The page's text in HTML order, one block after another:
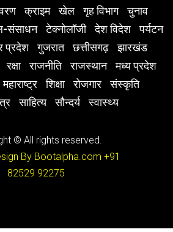
क्राइम खेल गृह विभाग
चुनाव
संसाधन टेक्नोलॉजी देश विदेश
पर्यटन
प्रदेश गुजरात छत्तीसगढ़
झारखंड
रक्षा राजनीति राजस्थान
मध्य प्रदेश
महाराष्ट्र शिक्षा रोजगार
संस्कृति
साहित्य सौन्दर्य स्वास्थ्य
© All rights reserved.
By Bootalpha.com +91
82529 92275